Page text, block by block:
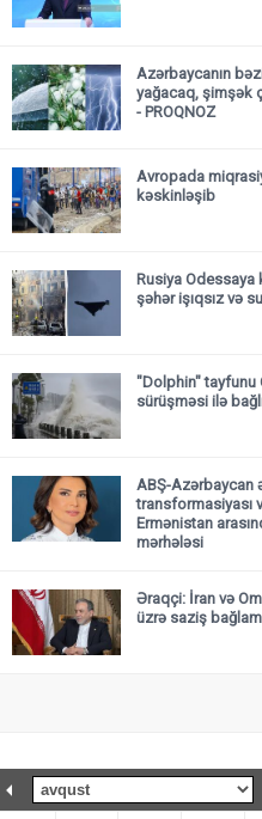
Azərbaycanın
yağacaq, şimşək
- PROQNOZ
Avropada
kəskinləşib
Rusiya
şəhər işıqsız və
"Dolphin" tayfunu
sürüşməsi ilə
ABŞ-Azərbaycan
transformasiyası
Ermənistan
mərhələsi
Əraqçi: İran və
üzrə saziş